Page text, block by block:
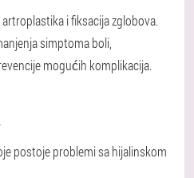
i fiksacija zglobova.
simptoma boli,
mogućih komplikacija.
postoje problemi sa hijalinskom